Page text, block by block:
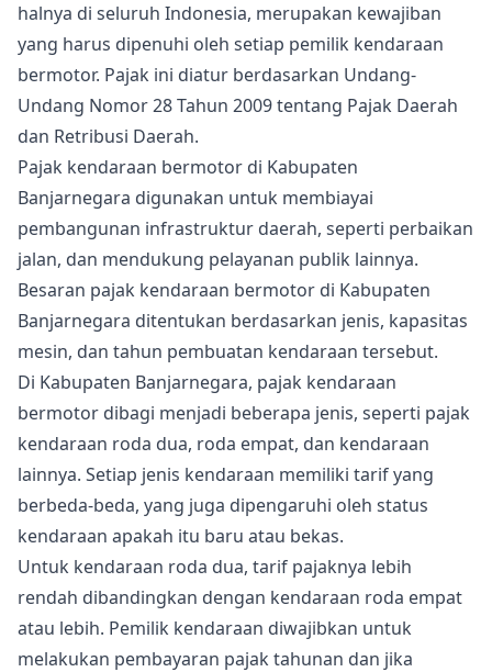
halnya di seluruh Indonesia, merupakan kewajiban
yang harus dipenuhi oleh setiap pemilik kendaraan
bermotor. Pajak ini diatur berdasarkan Undang-
Undang Nomor 28 Tahun 2009 tentang Pajak Daerah
dan Retribusi Daerah.
Pajak kendaraan bermotor di Kabupaten
Banjarnegara digunakan untuk membiayai
pembangunan infrastruktur daerah, seperti perbaikan
jalan, dan mendukung pelayanan publik lainnya.
Besaran pajak kendaraan bermotor di Kabupaten
Banjarnegara ditentukan berdasarkan jenis, kapasitas
mesin, dan tahun pembuatan kendaraan tersebut.
Di Kabupaten Banjarnegara, pajak kendaraan
bermotor dibagi menjadi beberapa jenis, seperti pajak
kendaraan roda dua, roda empat, dan kendaraan
lainnya. Setiap jenis kendaraan memiliki tarif yang
berbeda-beda, yang juga dipengaruhi oleh status
kendaraan apakah itu baru atau bekas.
Untuk kendaraan roda dua, tarif pajaknya lebih
rendah dibandingkan dengan kendaraan roda empat
atau lebih. Pemilik kendaraan diwajibkan untuk
melakukan pembayaran pajak tahunan dan jika